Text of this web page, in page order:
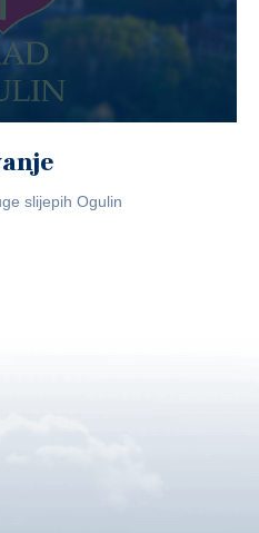
slijepih Ogulin